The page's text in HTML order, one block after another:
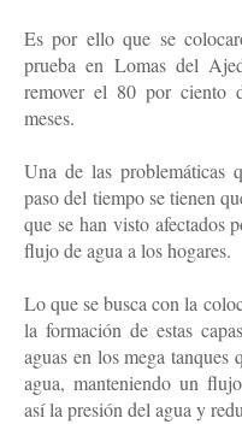
Es por ello que se
prueba en Lomas del
remover el 80 por ciento
meses.
Una de las
paso del tiempo se tienen
que se han visto afectados
flujo de agua a los hogares.
Lo que se busca con la
la formación de estas
aguas en los mega
agua, manteniendo un
así la presión del agua y